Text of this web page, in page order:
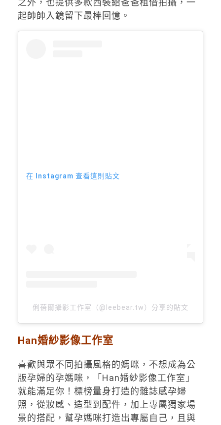
之外，也提供多款西裝給爸爸租借拍攝，一
起帥帥入鏡留下最棒回憶。
在 Instagram 查看這則貼文
俐蓓爾攝影工作室（@leebear.tw）分享的貼文
Han婚紗影像工作室
喜歡與眾不同拍攝風格的媽咪，不想成為公
版孕婦的孕媽咪，「Han婚紗影像工作室」
就能滿足你！標榜量身打造的雜誌感孕婦
照，從妝感、造型到配件，加上專屬獨家場
景的搭配，幫孕媽咪打造出專屬自己，且與